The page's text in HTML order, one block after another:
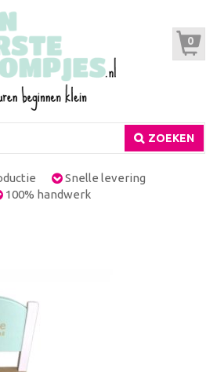
0
ZOEKEN
Snelle levering
100% handwerk